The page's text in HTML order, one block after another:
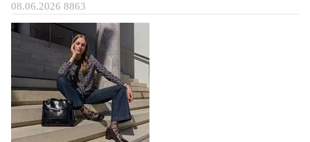
08.06.2026 8863